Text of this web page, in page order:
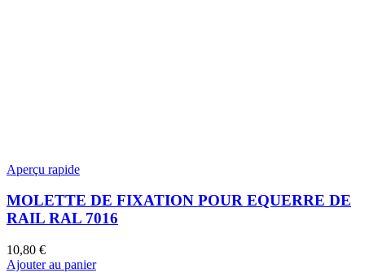
Aperçu rapide
MOLETTE DE FIXATION POUR EQUERRE DE
RAIL RAL 7016
10,80 €
Ajouter au panier